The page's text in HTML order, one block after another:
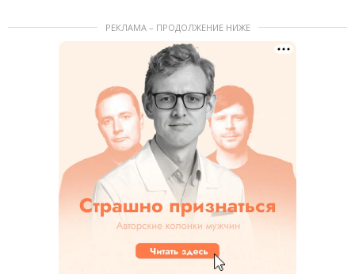
РЕКЛАМА – ПРОДОЛЖЕНИЕ НИЖЕ